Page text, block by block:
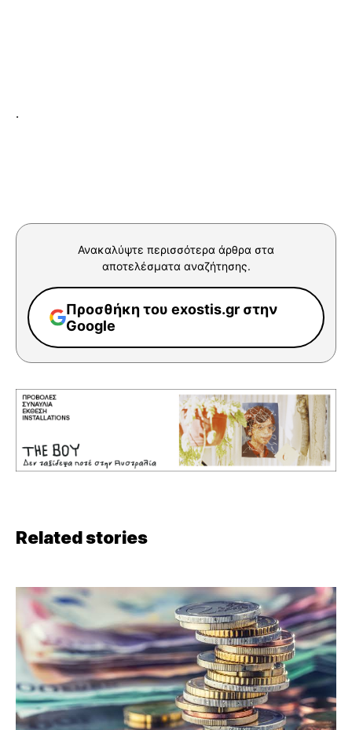
.
Ανακαλύψτε περισσότερα άρθρα στα
αποτελέσματα αναζήτησης.
Προσθήκη του exostis.gr στην
Google
Related stories